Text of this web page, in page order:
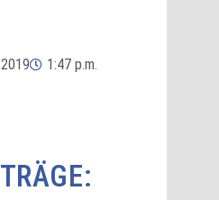
1:47 p.m.